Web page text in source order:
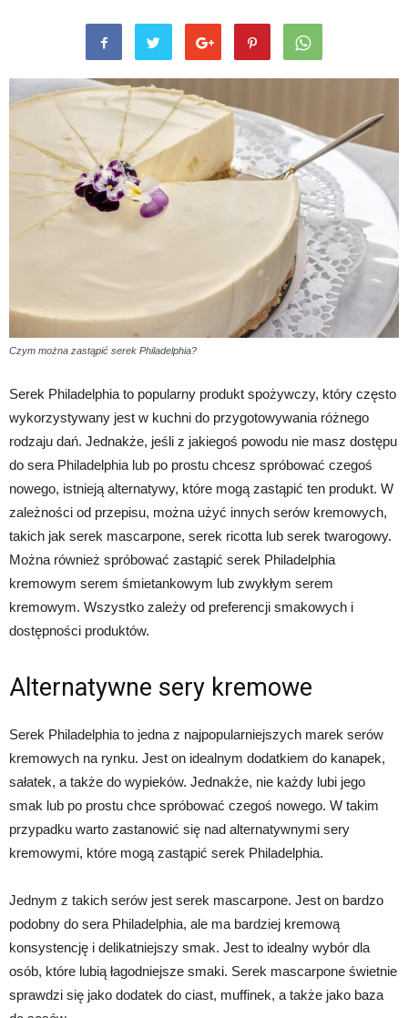
Czym można zastąpić serek Philadelphia?
Serek Philadelphia to popularny produkt spożywczy, który często
wykorzystywany jest w kuchni do przygotowywania różnego
rodzaju dań. Jednakże, jeśli z jakiegoś powodu nie masz dostępu
do sera Philadelphia lub po prostu chcesz spróbować czegoś
nowego, istnieją alternatywy, które mogą zastąpić ten produkt. W
zależności od przepisu, można użyć innych serów kremowych,
takich jak serek mascarpone, serek ricotta lub serek twarogowy.
Można również spróbować zastąpić serek Philadelphia
kremowym serem śmietankowym lub zwykłym serem
kremowym. Wszystko zależy od preferencji smakowych i
dostępności produktów.
Alternatywne sery kremowe
Serek Philadelphia to jedna z najpopularniejszych marek serów
kremowych na rynku. Jest on idealnym dodatkiem do kanapek,
sałatek, a także do wypieków. Jednakże, nie każdy lubi jego
smak lub po prostu chce spróbować czegoś nowego. W takim
przypadku warto zastanowić się nad alternatywnymi sery
kremowymi, które mogą zastąpić serek Philadelphia.
Jednym z takich serów jest serek mascarpone. Jest on bardzo
podobny do sera Philadelphia, ale ma bardziej kremową
konsystencję i delikatniejszy smak. Jest to idealny wybór dla
osób, które lubią łagodniejsze smaki. Serek mascarpone świetnie
sprawdzi się jako dodatek do ciast, muffinek, a także jako baza